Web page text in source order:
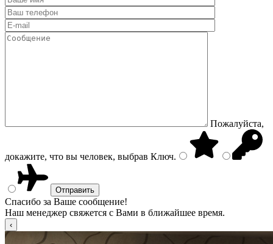
Пожалуйста,
докажите, что вы человек, выбрав Ключ.
Спасибо за Ваше сообщение!
Наш менеджер свяжется с Вами в ближайшее время.